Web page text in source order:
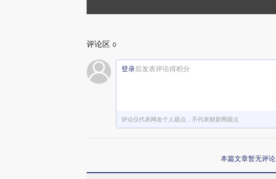
评论区 0
登录后发表评论得积分
评论仅代表网友个人观点，不代表财新网观点
本篇文章暂无评论